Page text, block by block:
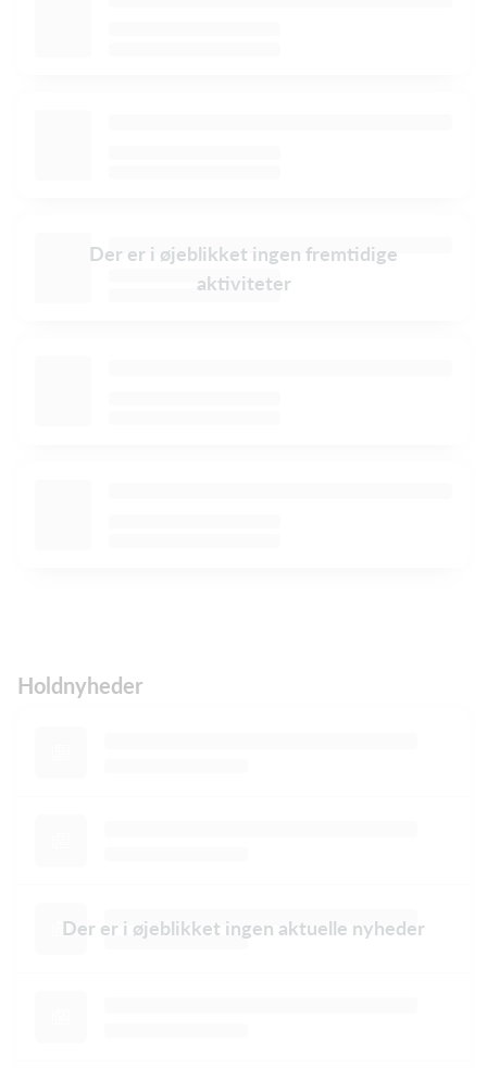
Der er i øjeblikket ingen fremtidige
aktiviteter
Holdnyheder
Der er i øjeblikket ingen aktuelle nyheder